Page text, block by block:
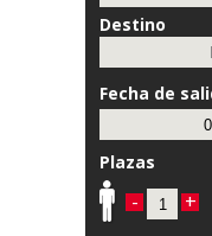
Destino
Fecha de
Plazas
- +